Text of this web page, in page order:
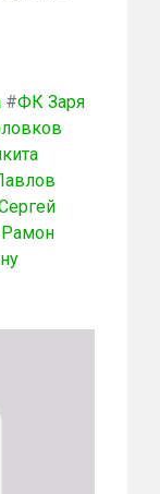
#ФК Заря